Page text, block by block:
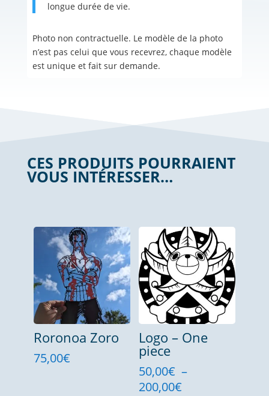
longue durée de vie.
Photo non contractuelle. Le modèle de la photo
n’est pas celui que vous recevrez, chaque modèle
est unique et fait sur demande.
CES PRODUITS POURRAIENT
VOUS INTÉRESSER…
Roronoa Zoro
75,00€
Logo – One
piece
50,00€ –
200,00€Plage